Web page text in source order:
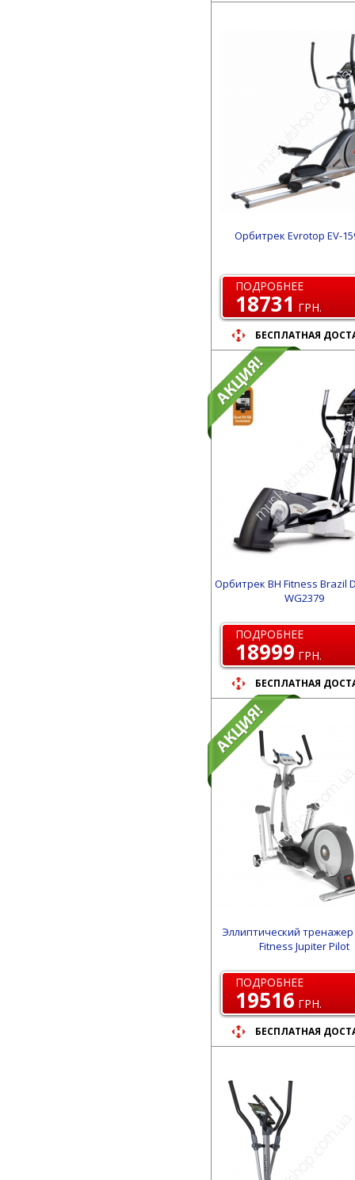
Орбитрек Evrotop EV-
ПОДРОБНЕЕ
18731 ГРН.
БЕСПЛАТНАЯ
Орбитрек BH Fitness Brazil
WG2379
ПОДРОБНЕЕ
18999 ГРН.
БЕСПЛАТНАЯ
Эллиптический тренажер
Fitness Jupiter Pilot
ПОДРОБНЕЕ
19516 ГРН.
БЕСПЛАТНАЯ